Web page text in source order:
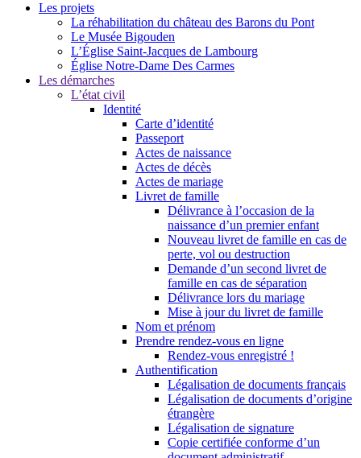
Les projets
La réhabilitation du château des Barons du Pont
Le Musée Bigouden
L’Église Saint-Jacques de Lambourg
Église Notre-Dame Des Carmes
Les démarches
L’état civil
Identité
Carte d’identité
Passeport
Actes de naissance
Actes de décès
Actes de mariage
Livret de famille
Délivrance à l’occasion de la
naissance d’un premier enfant
Nouveau livret de famille en cas de
perte, vol ou destruction
Demande d’un second livret de
famille en cas de séparation
Délivrance lors du mariage
Mise à jour du livret de famille
Nom et prénom
Prendre rendez-vous en ligne
Rendez-vous enregistré !
Authentification
Légalisation de documents français
Légalisation de documents d’origine
étrangère
Légalisation de signature
Copie certifiée conforme d’un